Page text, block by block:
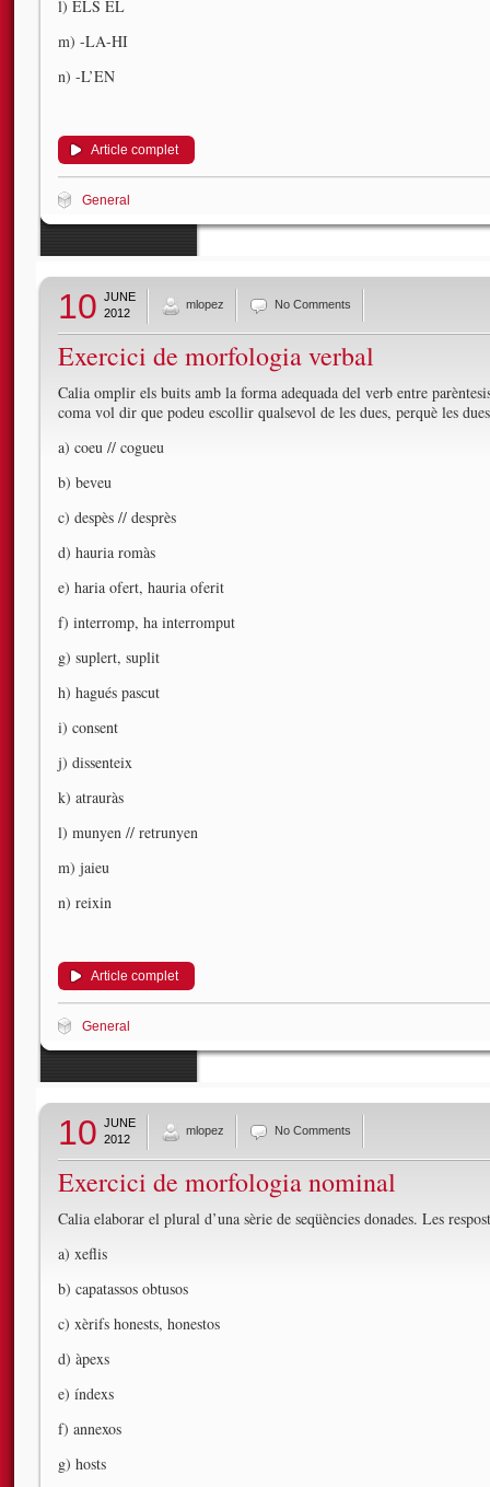
l) ELS EL
m) -LA-HI
n) -L’EN
Article complet
General
10 JUNE
2012
mlopez No Comments
Exercici de morfologia verbal
Calia omplir els buits amb la forma adequada del verb entre
coma vol dir que podeu escollir qualsevol de les dues, perquè les
a) coeu // cogueu
b) beveu
c) despès // desprès
d) hauria romàs
e) haria ofert, hauria oferit
f) interromp, ha interromput
g) suplert, suplit
h) hagués pascut
i) consent
j) dissenteix
k) atrauràs
l) munyen // retrunyen
m) jaieu
n) reixin
Article complet
General
10 JUNE
2012
mlopez No Comments
Exercici de morfologia nominal
Calia elaborar el plural d’una sèrie de seqüències donades. Les
a) xeflis
b) capatassos obtusos
c) xèrifs honests, honestos
d) àpexs
e) índexs
f) annexos
g) hosts